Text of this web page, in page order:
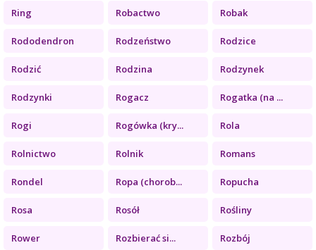
Ring Robactwo Robak
Rododendron Rodzeństwo Rodzice
Rodzić Rodzina Rodzynek
Rodzynki Rogacz Rogatka (na ...
Rogi Rogówka (kry... Rola
Rolnictwo Rolnik Romans
Rondel Ropa (chorob... Ropucha
Rosa Rosół Rośliny
Rower Rozbierać si... Rozbój